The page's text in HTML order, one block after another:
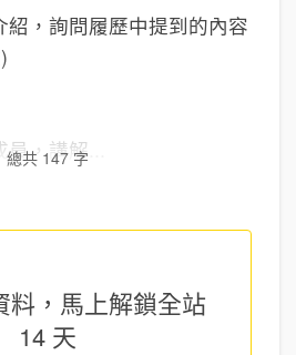
紹，詢問履歷中提到的內容
，講解...
總共 147 字
料，馬上解鎖全站
14 天